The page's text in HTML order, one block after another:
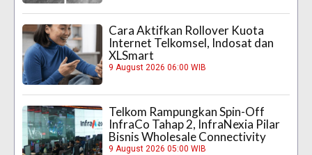
Cara Aktifkan Rollover Kuota
Internet Telkomsel, Indosat dan
XLSmart
9 August 2026 06:00 WIB
Telkom Rampungkan Spin-Off
InfraCo Tahap 2, InfraNexia Pilar
Bisnis Wholesale Connectivity
9 August 2026 05:00 WIB